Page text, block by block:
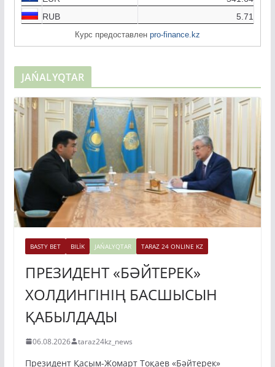
RUB
5.71
Курс предоставлен pro-finance.kz
JAŃALYQTAR
BASTY BET BILİK JAŃALYQTAR TARAZ 24 ONLINE KZ
ПРЕЗИДЕНТ «БӘЙТЕРЕК»
ХОЛДИНГІНІҢ БАСШЫСЫН
ҚАБЫЛДАДЫ
06.08.2026 taraz24kz_news
Президент Қасым-Жомарт Тоқаев «Бәйтерек»